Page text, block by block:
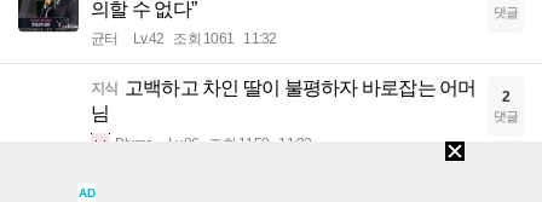
의할 수 없다”
균터 Lv.42 조회 1061 11:32
댓글
지식
고백하고 차인 딸이 불평하자 바로잡는 어머
님
Blume Lv.86 조회 1150 11:32
2
댓글
이슈
AD